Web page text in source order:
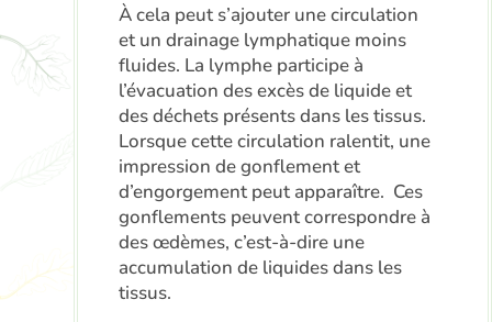
À cela peut s’ajouter une circulation
et un drainage lymphatique moins
fluides. La lymphe participe à
l’évacuation des excès de liquide et
des déchets présents dans les tissus.
Lorsque cette circulation ralentit, une
impression de gonflement et
d’engorgement peut apparaître. Ces
gonflements peuvent correspondre à
des œdèmes, c’est-à-dire une
accumulation de liquides dans les
tissus.